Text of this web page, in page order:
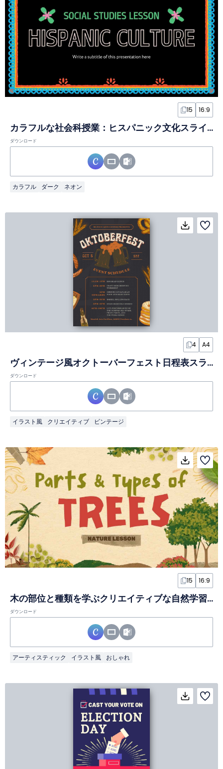
15 16:9
カラフルな社会科授業：ヒスパニック文化スライド
ダウンロード
カラフル ダーク ネオン
4 A4
ヴィンテージ風オクトーバーフェスト日程表スライド
ダウンロード
イラスト風 クリエイティブ ビンテージ
15 16:9
木の部位と種類を学ぶクリエイティブな自然学習スライド
ダウンロード
アーティスティック イラスト風 おしゃれ